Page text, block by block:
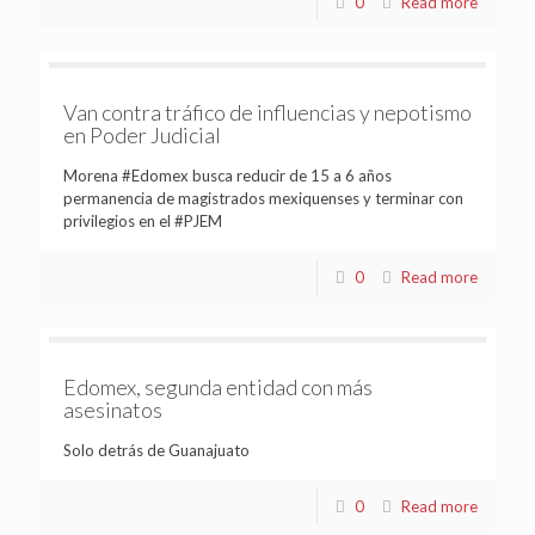
Van contra tráfico de influencias y nepotismo
en Poder Judicial
Morena #Edomex busca reducir de 15 a 6 años
permanencia de magistrados mexiquenses y terminar con
privilegios en el #PJEM
0 Read more
Edomex, segunda entidad con más
asesinatos
Solo detrás de Guanajuato
0 Read more